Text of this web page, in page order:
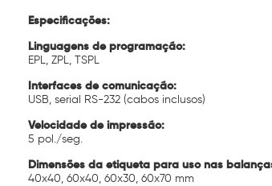
Especificações:
Linguagens de programação:
EPL, ZPL, TSPL
Interfaces de comunicação:
USB, serial RS-232 (cabos inclusos)
Velocidade de impressão:
5 pol./seg.
Dimensões da etiqueta para uso nas
40x40, 60x40, 60x30, 60x70 mm